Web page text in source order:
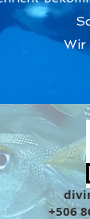
Wir
+506